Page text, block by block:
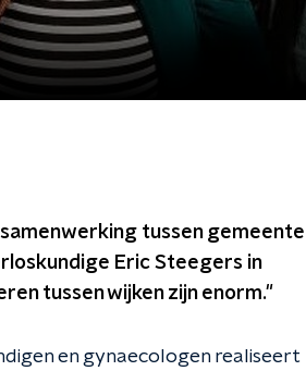
tussen gemeente
Eric Steegers in
tussen wijken zijn enorm."
en gynaecologen realiseert